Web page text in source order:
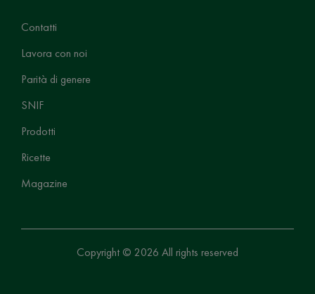
Contatti
Lavora con noi
Parità di genere
SNIF
Prodotti
Ricette
Magazine
Copyright © 2026 All rights reserved